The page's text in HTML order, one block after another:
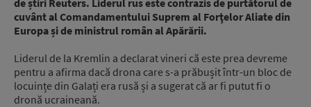
cuvânt al Comandamentului Suprem al Forţelor Aliate din
Europa și de ministrul român al Apărării.
Liderul de la Kremlin a declarat vineri că este prea devreme
pentru a afirma dacă drona care s-a prăbușit într-un bloc de
locuințe din Galați era rusă și a sugerat că ar fi putut fi o
dronă ucraineană.